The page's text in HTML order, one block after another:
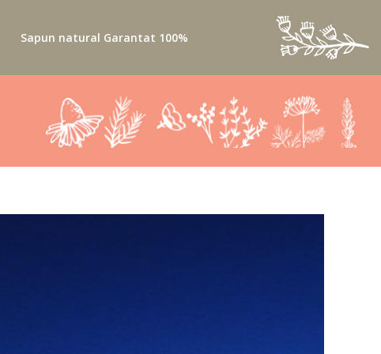
Sapun natural Garantat 100%